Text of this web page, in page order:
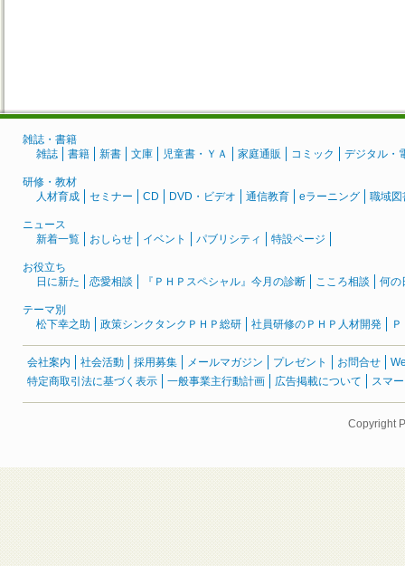
雑誌・書籍
雑誌
書籍 新書 文庫 児童書・ＹＡ 家庭通販 コミック デジタル・
研修・教材
人材育成
セミナー CD DVD・ビデオ 通信教育 eラーニング 職域図
ニュース
新着一覧
おしらせ イベント パブリシティ 特設ページ
お役立ち
日に新た
恋愛相談 『ＰＨＰスペシャル』今月の診断 こころ相談 何の
テーマ別
松下幸之助
政策シンクタンクＰＨＰ総研 社員研修のＰＨＰ人材開発
会社案内 社会活動 採用募集 メールマガジン プレゼント お問合せ
特定商取引法に基づく表示
一般事業主行動計画 広告掲載について スマ
Copyright